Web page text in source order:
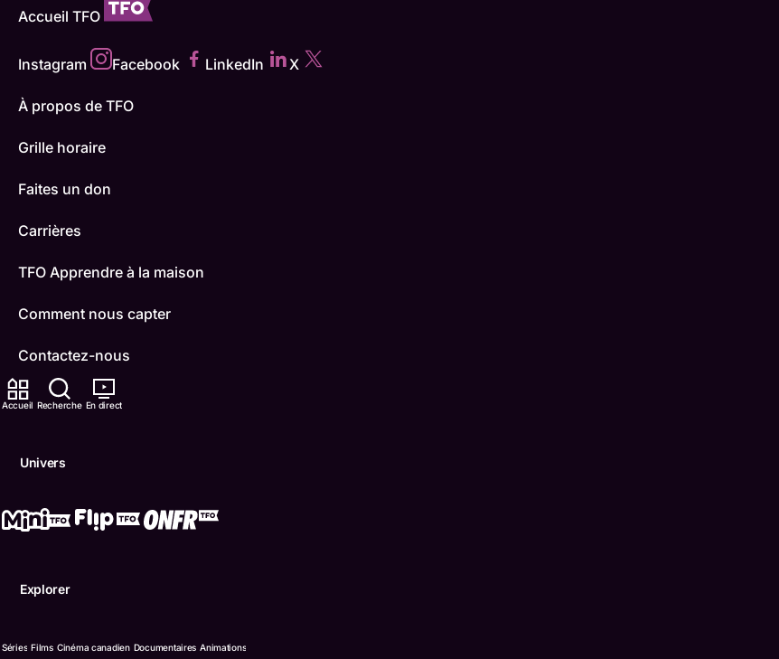
Accueil Recherche En direct
Univers
Explorer
Séries Films Cinéma canadien Documentaires Animations
Accueil TFO
Instagram Facebook LinkedIn X
À propos de TFO
Grille horaire
Faites un don
Carrières
TFO Apprendre à la maison
Comment nous capter
Contactez-nous
ONFR
Conditions d'utilisation
© Office des télécommunications éducatives de langue française de l’Ontario (TFO) - 2026